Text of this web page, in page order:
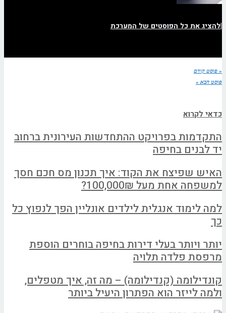
|להציג את כל הפוסטים של המערכת
« פוסט קודם
פוסט הבא »
כדאי לקרוא
התקדמות בפרויקט ההתחדשות העירונית ברחוב
יד לבנים בחיפה
האיש שפיצח את הקוד: איך תכנון מס חכם חסך
למשפחה אחת מעל 100,000₪?
למה לימוד אנגלית לילדים אונליין הפך לנפוץ כל
כך
יותר ויותר בעלי דירות בחיפה בוחרים הוספת
מרפסת פלדה תלויה
קונדילומה (קנדילומה) – מה זה, איך מטפלים,
ולמה לייזר הוא הפתרון היעיל ביותר